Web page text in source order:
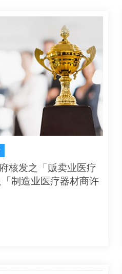
核发之「贩卖业医疗
制造业医疗器材商许